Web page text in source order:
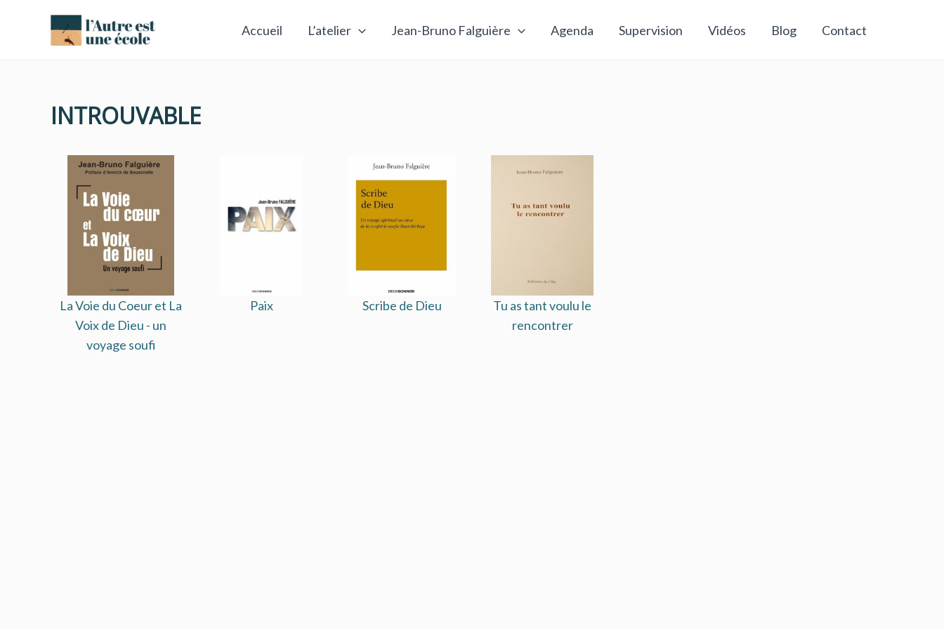
Accueil L’atelier Jean-Bruno Falguière Agenda Supervision Vidéos Blog Contact
INTROUVABLE
La Voie du Coeur et La
Voix de Dieu - un
voyage soufi
Paix Scribe de Dieu
Tu as tant voulu le
rencontrer